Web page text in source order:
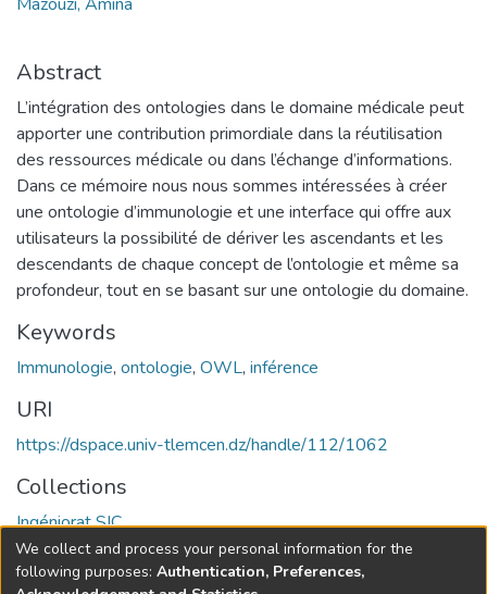
Abstract
L’intégration des ontologies dans le domaine médicale peut
apporter une contribution primordiale dans la réutilisation
des ressources médicale ou dans l’échange d’informations.
Dans ce mémoire nous nous sommes intéressées à créer
une ontologie d’immunologie et une interface qui offre aux
utilisateurs la possibilité de dériver les ascendants et les
descendants de chaque concept de l’ontologie et même sa
profondeur, tout en se basant sur une ontologie du domaine.
Keywords
Immunologie, ontologie, OWL, inférence
URI
https://dspace.univ-tlemcen.dz/handle/112/1062
Collections
Ingéniorat SIC
Full item page
We collect and process your personal information for the
following purposes: Authentication, Preferences,